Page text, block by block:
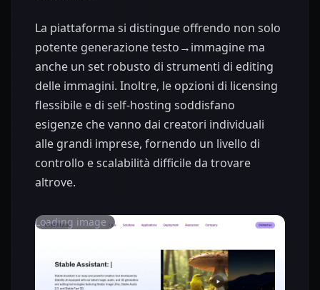
La piattaforma si distingue offrendo non solo
potente generazione testo→immagine ma
anche un set robusto di strumenti di editing
delle immagini. Inoltre, le opzioni di licensing
flessibile e di self-hosting soddisfano
esigenze che vanno dai creatori individuali
alle grandi imprese, fornendo un livello di
controllo e scalabilità difficile da trovare
altrove.
Loading image...